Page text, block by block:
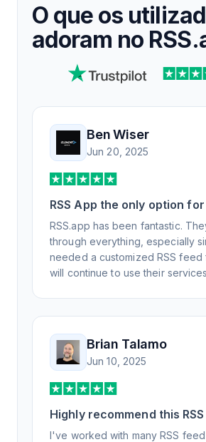
O que os
adoram no
Ben Wiser
Jun 20, 2025
RSS App the only option for
generation
RSS.app has been fantastic.
through everything, especially
needed a customized RSS feed
will continue to use their
Brian Talamo
Jun 10, 2025
Highly recommend this
/ widget generator service.
I've worked with many RSS